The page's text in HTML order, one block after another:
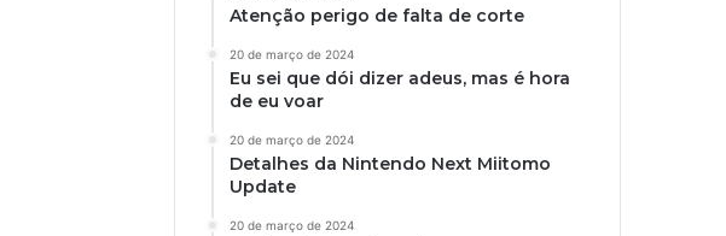
Atenção perigo de falta de corte
20 de março de 2024
Eu sei que dói dizer adeus, mas é hora
de eu voar
20 de março de 2024
Detalhes da Nintendo Next Miitomo
Update
20 de março de 2024